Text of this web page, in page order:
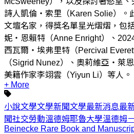
詩人凱倫・索里（Karen Solie）。
文壇名家，得獎名單星光熠熠，包
妮・恩賴特（Anne Enright）、
西瓦爾・埃弗里特（Percival
（Sigrid Nunez）、奧莉維亞・萊
美籍作家李翊雲（Yiyun Li）等人。
+ More
小說文學文學新聞文學最新消息最
聞社交勞動溫德姆耶魯大學溫德姆
Beinecke Rare Book and